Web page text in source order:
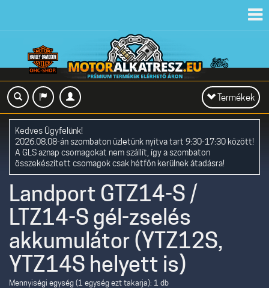
Toggle
navigation
Termékek
Kedves Ügyfelünk!
2026.08.08-án szombaton üzletünk nyitva tart 9:30-17:30 között!
A GLS aznap csomagokat nem szállít, így a szombaton
összekészített csomagok csak hétfőn kerülnek átadásra!
Landport GTZ14-S /
LTZ14-S gél-zselés
akkumulátor (YTZ12S,
YTZ14S helyett is)
Mennyiségi egység (1 egység ezt takarja): 1 db